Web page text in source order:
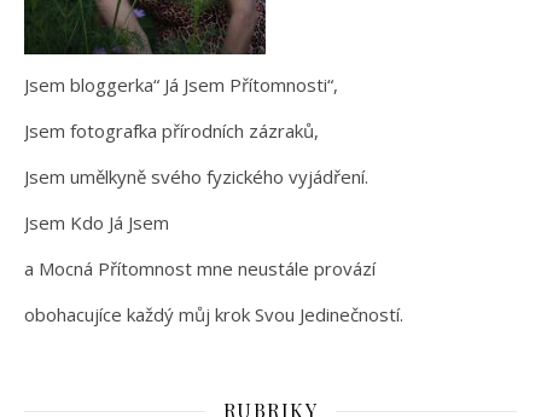
Jsem bloggerka“ Já Jsem Přítomnosti“,
Jsem fotografka přírodních zázraků,
Jsem umělkyně svého fyzického vyjádření.
Jsem Kdo Já Jsem
a Mocná Přítomnost mne neustále provází
obohacujíce každý můj krok Svou Jedinečností.
RUBRIKY